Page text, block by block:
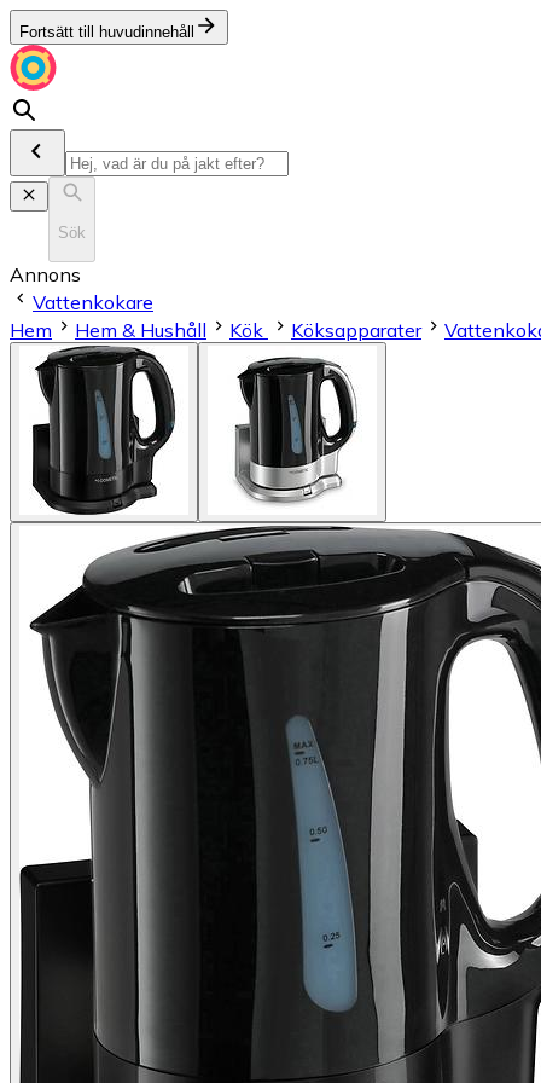
Fortsätt till huvudinnehåll
Sök
Annons
Vattenkokare
Hem
Hem & Hushåll Kök Köksapparater